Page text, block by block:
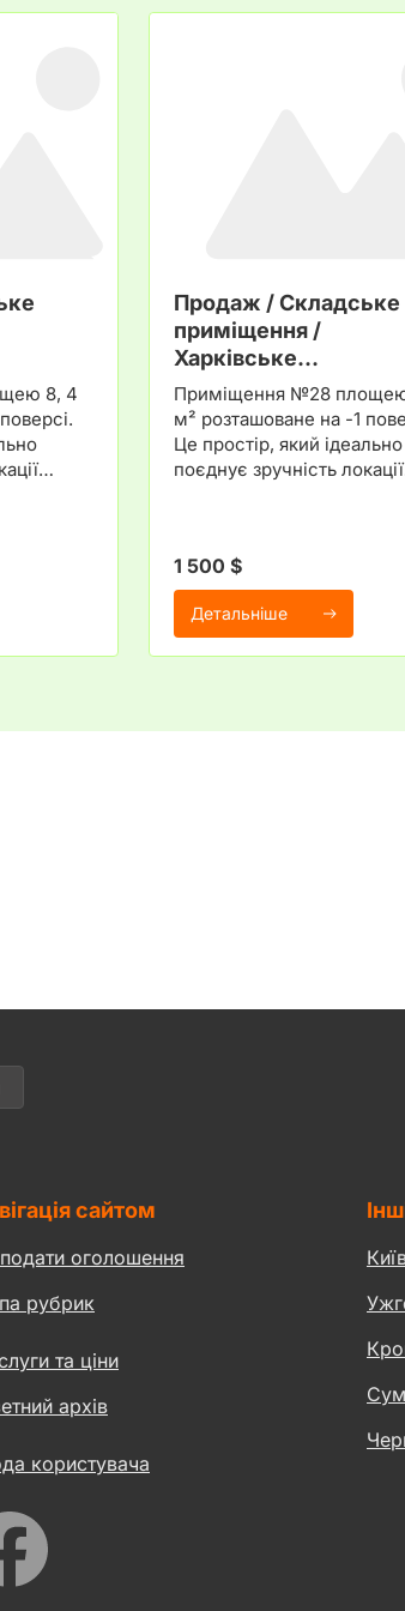
8, 4
Продаж / Складське
приміщення /
Харківське…
Приміщення №28
м² розташоване на -1
Це простір, який ідеально
поєднує зручність
1 500 $
Детальніше
сайтом
оголошення
рубрик
та ціни
архів
користувача